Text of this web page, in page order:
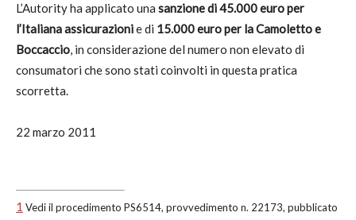
L’Autority ha applicato una sanzione di 45.000 euro per
l’Italiana assicurazionie di 15.000 euro per la Camoletto e
Boccaccio, in considerazione del numero non elevato di
consumatori che sono stati coinvolti in questa pratica
scorretta.
22 marzo 2011
1 Vedi il procedimento PS6514, provvedimento n. 22173, pubblicato